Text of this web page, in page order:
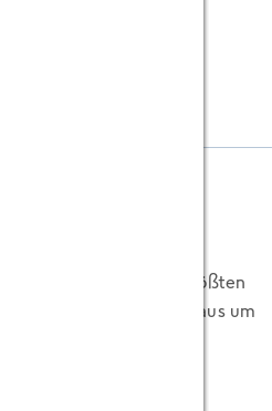
die ich kenne den größten
Schon 450g reichen aus um